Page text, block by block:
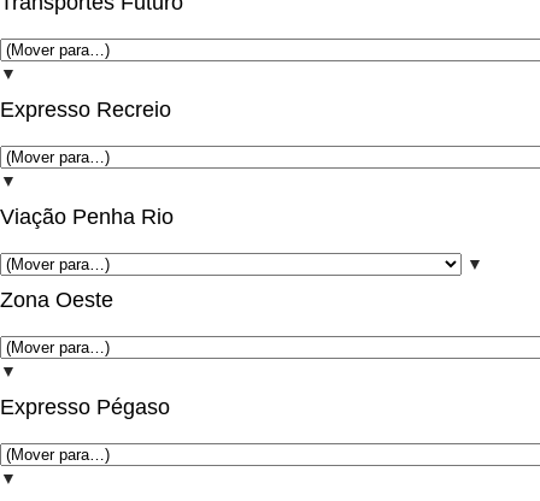
▼
Expresso Recreio
▼
Viação Penha Rio
▼
Zona Oeste
▼
Expresso Pégaso
▼